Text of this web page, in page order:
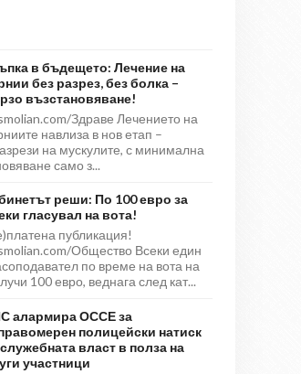
в бъдещето: Лечение на
без разрез, без болка –
възстановяване!
Здраве Лечението на
навлиза в нов етап –
на мускулите, с минимална
само з...
реши: По 100 евро за
гласувал на вота!
публикация!
Общество Всеки един
по време на вота на
100 евро, веднага след кат...
алармира ОССЕ за
полицейски натиск
власт в полза на
участници